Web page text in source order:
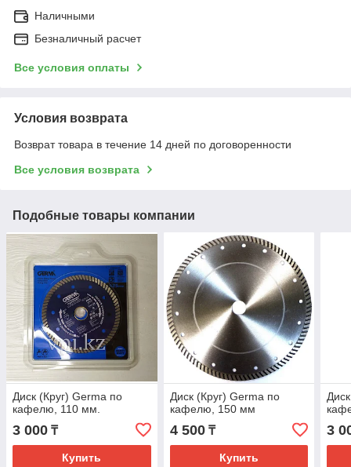
Наличными
Безналичный расчет
Все условия оплаты
Условия возврата
Возврат товара в течение 14 дней по договоренности
Все условия возврата
Подобные товары компании
Диск (Круг) Germa по
кафелю, 110 мм.
3 000 ₸
Купить
Диск (Круг) Germa по
кафелю, 150 мм
4 500₸
Купить
3